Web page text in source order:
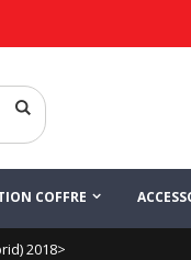
COFFRE
2018>